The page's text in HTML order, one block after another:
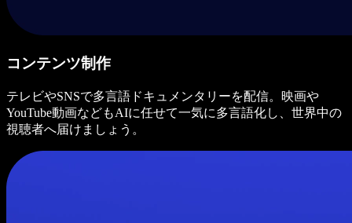
コンテンツ制作
テレビやSNSで多言語ドキュメンタリーを配信。映画や
YouTube動画などもAIに任せて一気に多言語化し、世界中の
視聴者へ届けましょう。